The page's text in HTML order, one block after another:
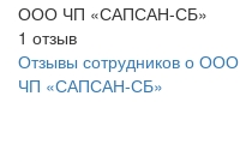
ООО ЧП «САПСАН-СБ»
1 отзыв
Отзывы сотрудников о ООО
ЧП «САПСАН-СБ»